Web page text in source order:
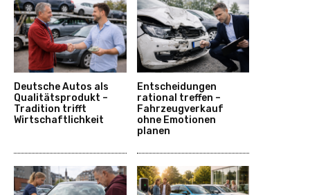
Deutsche Autos als
Qualitätsprodukt –
Tradition trifft
Wirtschaftlichkeit
Entscheidungen
rational treffen –
Fahrzeugverkauf
ohne Emotionen
planen